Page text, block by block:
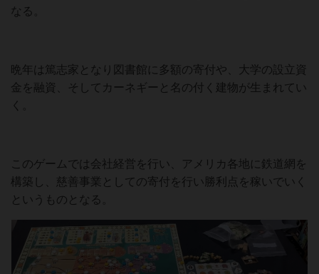
なる。
晩年は篤志家となり図書館に多額の寄付や、大学の設立資
金を融資、そしてカーネギーと名の付く建物が生まれてい
く。
このゲームでは会社経営を行い、アメリカ各地に鉄道網を
構築し、慈善事業としての寄付を行い勝利点を稼いでいく
というものとなる。